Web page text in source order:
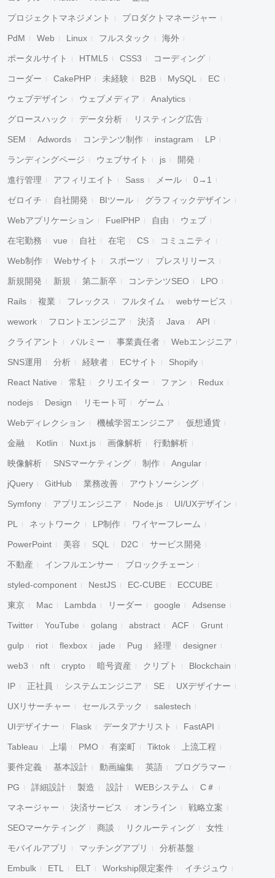
プロジェクトマネジメント プロダクトマネージャー
PdM Web Linux フルスタック 海外
ポータルサイト HTML5 CSS3 コーディング
コーダー CakePHP 未経験 B2B MySQL EC
ウェブデザイン ウェブメディア Analytics
グロースハック データ分析 リスティング広告
SEM Adwords コンテンツ制作 instagram LP
ランディングページ ウェブサイト js 開発
進行管理 アフィリエイト Sass メール 0→1
ゼロイチ 自社開発 BIツール グラフィックデザイン
Webアプリケーション FuelPHP 自由 ウェブ
在宅勤務 vue 自社 在宅 CS コミュニティ
Web制作 Webサイト スポーツ プレスリリース
新規開発 新規 第二新卒 コンテンツSEO LPO
Rails 複業 フレックス フルタイム webサービス
wework フロントエンジニア 決済 Java API
クライアント パルミー 事業責任者 Webエンジニア
SNS運用 分析 経験者 ECサイト Shopify
React Native 常駐 クリエイター ファン Redux
nodejs Design リモート可 ゲーム
Webディレクション 機械学習エンジニア 仮想通貨
金融 Kotlin Nuxt.js 画像解析 行動解析
映像解析 SNSマーケティング 制作 Angular
jQuery GitHub 業務改善 アウトソーシング
Symfony アプリエンジニア Node.js UI/UXデザイン
PL ネットワーク LP制作 ワイヤーフレーム
PowerPoint 美容 SQL D2C サービス開発
不動産 インフルエンサー ブロックチェーン
styled-component NestJS EC-CUBE ECCUBE
東京 Mac Lambda リーダー google Adsense
Twitter YouTube golang abstract ACF Grunt
gulp riot flexbox jade Pug 経理 designer
web3 nft crypto 暗号資産 クリプト Blockchain
IP 正社員 システムエンジニア SE UXデザイナー
UXリサーチャー セールステック salestech
UIデザイナー Flask データアナリスト FastAPI
Tableau 上場 PMO 有楽町 Tiktok 上流工程
要件定義 基本設計 動画編集 英語 プログラマー
PG 詳細設計 製造 設計 WEBシステム C＃
マネージャー 決済サービス オンライン 戦略立案
SEOマーケティング 商談 リクルーティング 女性
モバイルアプリ マッチングアプリ 分析基盤
Embulk ETL ELT Workship限定案件 イチジュウ